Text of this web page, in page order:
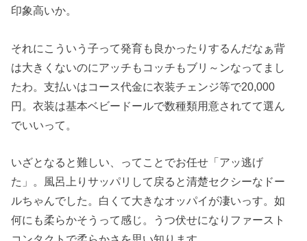
印象高いか。
それにこういう子って発育も良かったりするんだなぁ背
は大きくないのにアッチもコッチもブリ～ンなってまし
たわ。支払いはコース代金に衣装チェンジ等で20,000
円。衣装は基本ベビードールで数種類用意されてて選ん
でいいって。
いざとなると難しい、ってことでお任せ「アッ逃げ
た」。風呂上りサッパリして戻ると清楚セクシーなドー
ルちゃんでした。白くて大きなオッパイが凄いっす。如
何にも柔らかそうって感じ。うつ伏せになりファースト